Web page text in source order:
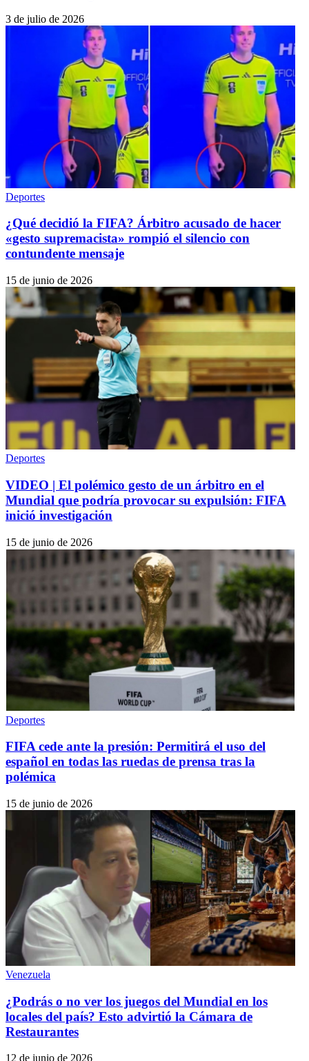
3 de julio de 2026
Deportes
¿Qué decidió la FIFA? Árbitro acusado de hacer
«gesto supremacista» rompió el silencio con
contundente mensaje
15 de junio de 2026
Deportes
VIDEO | El polémico gesto de un árbitro en el
Mundial que podría provocar su expulsión: FIFA
inició investigación
15 de junio de 2026
Deportes
FIFA cede ante la presión: Permitirá el uso del
español en todas las ruedas de prensa tras la
polémica
15 de junio de 2026
Venezuela
¿Podrás o no ver los juegos del Mundial en los
locales del país? Esto advirtió la Cámara de
Restaurantes
12 de junio de 2026